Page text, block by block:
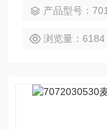
产品型号：
浏览量：6184